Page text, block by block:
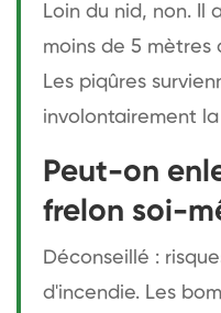
Loin du nid, non. Il
moins de 5 mètres
Les piqûres
involontairement
Peut-on
frelon soi-
Déconseillé :
d'incendie. Les